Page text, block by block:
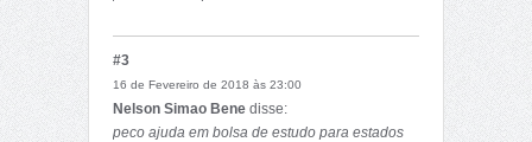
#3
16 de Fevereiro de 2018 às 23:00
Nelson Simao Bene disse:
peco ajuda em bolsa de estudo para estados